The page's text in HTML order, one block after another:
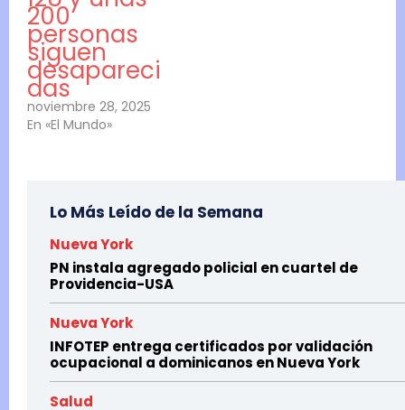
200
personas
siguen
desapareci
das
noviembre 28, 2025
En «El Mundo»
Lo Más Leído de la Semana
Nueva York
PN instala agregado policial en cuartel de
Providencia-USA
Nueva York
INFOTEP entrega certificados por validación
ocupacional a dominicanos en Nueva York
Salud